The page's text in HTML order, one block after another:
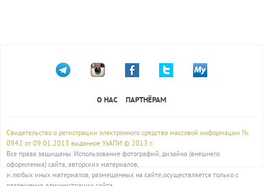
О НАС ПАРТНЁРАМ
Свидетельство о регистрации электронного средства массовой информации №
0942 от 09.01.2013 выданное УзАПИ © 2013 г.
Все права защищены. Использование фотографий, дизайна (внешнего
оформления) сайта, авторских материалов,
и любых иных материалов, размещенных на сайте,осуществляется только с